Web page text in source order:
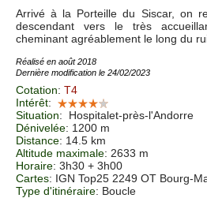
Arrivé à la Porteille du Siscar, on
descendant vers le très
cheminant agréablement le long du
Réalisé en août 2018
Dernière modification le 24/02/2023
Cotation: T4
Intérêt:
Situation:
Hospitalet-près-l'Andorre
Dénivelée: 1200 m
Distance: 14.5 km
Altitude maximale: 2633 m
Horaire: 3h30 + 3h00
Cartes: IGN Top25 2249 OT Bourg-
Type d'itinéraire: Boucle